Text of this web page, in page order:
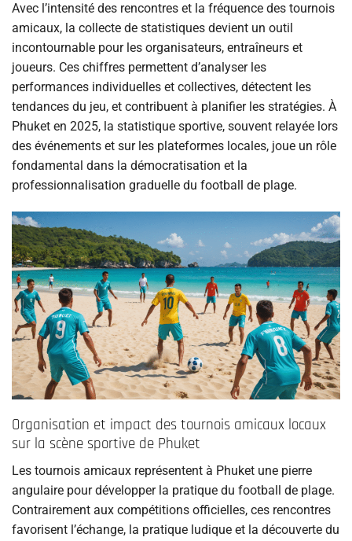
Avec l’intensité des rencontres et la fréquence des tournois
amicaux, la collecte de statistiques devient un outil
incontournable pour les organisateurs, entraîneurs et
joueurs. Ces chiffres permettent d’analyser les
performances individuelles et collectives, détectent les
tendances du jeu, et contribuent à planifier les stratégies. À
Phuket en 2025, la statistique sportive, souvent relayée lors
des événements et sur les plateformes locales, joue un rôle
fondamental dans la démocratisation et la
professionnalisation graduelle du football de plage.
Organisation et impact des tournois amicaux locaux
sur la scène sportive de Phuket
Les tournois amicaux représentent à Phuket une pierre
angulaire pour développer la pratique du football de plage.
Contrairement aux compétitions officielles, ces rencontres
favorisent l’échange, la pratique ludique et la découverte du